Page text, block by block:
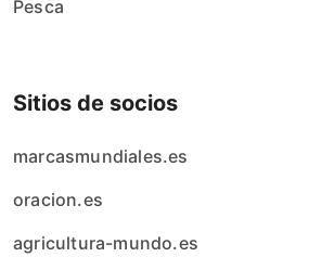
Pesca
Sitios de socios
marcasmundiales.es
oracion.es
agricultura-mundo.es